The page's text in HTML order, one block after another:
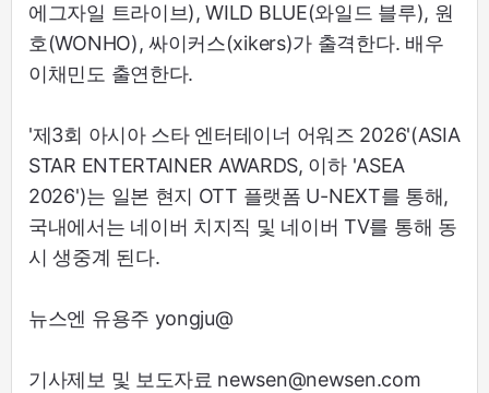
에그자일 트라이브), WILD BLUE(와일드 블루), 원
호(WONHO), 싸이커스(xikers)가 출격한다. 배우
이채민도 출연한다.
'제3회 아시아 스타 엔터테이너 어워즈 2026'(ASIA
STAR ENTERTAINER AWARDS, 이하 'ASEA
2026')는 일본 현지 OTT 플랫폼 U-NEXT를 통해,
국내에서는 네이버 치지직 및 네이버 TV를 통해 동
시 생중계 된다.
뉴스엔 유용주 yongju@
기사제보 및 보도자료 newsen@newsen.com